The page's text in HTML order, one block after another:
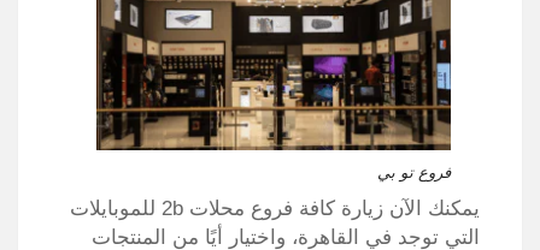
فروع تو بي
يمكنك الآن زيارة كافة فروع محلات 2b للموبايلات
التي توجد في القاهرة، واختيار أيًا من المنتجات